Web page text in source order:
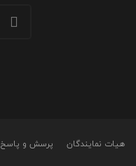
هیات نمایندگان پرسش و پاسخ